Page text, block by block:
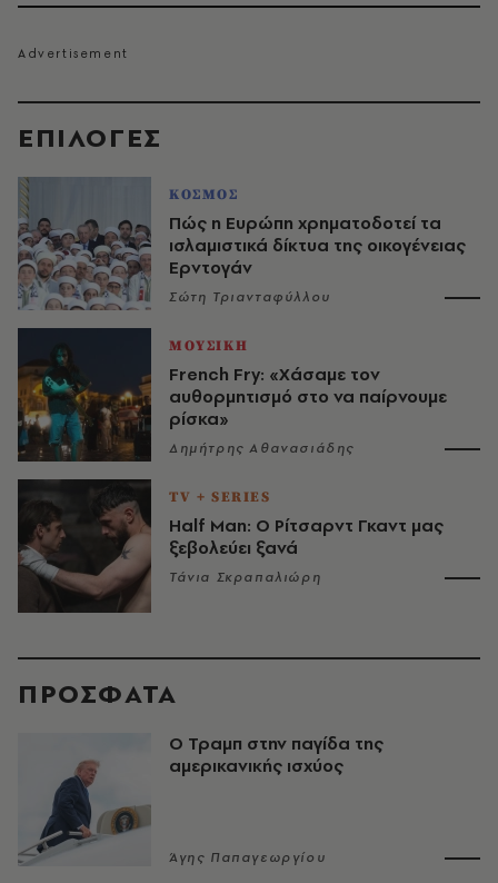
EΠΙΛΟΓΈΣ
ΚΟΣΜΟΣ
Πώς η Ευρώπη χρηματοδοτεί τα
ισλαμιστικά δίκτυα της οικογένειας
Ερντογάν
Σώτη Τριανταφύλλου
ΜΟΥΣΙΚΗ
French Fry: «Χάσαμε τον
αυθορμητισμό στο να παίρνουμε
ρίσκα»
Δημήτρης Αθανασιάδης
TV + SERIES
Half Man: Ο Ρίτσαρντ Γκαντ μας
ξεβολεύει ξανά
Τάνια Σκραπαλιώρη
ΠΡΟΣΦΑΤΑ
Ο Τραμπ στην παγίδα της
αμερικανικής ισχύος
Άγης Παπαγεωργίου